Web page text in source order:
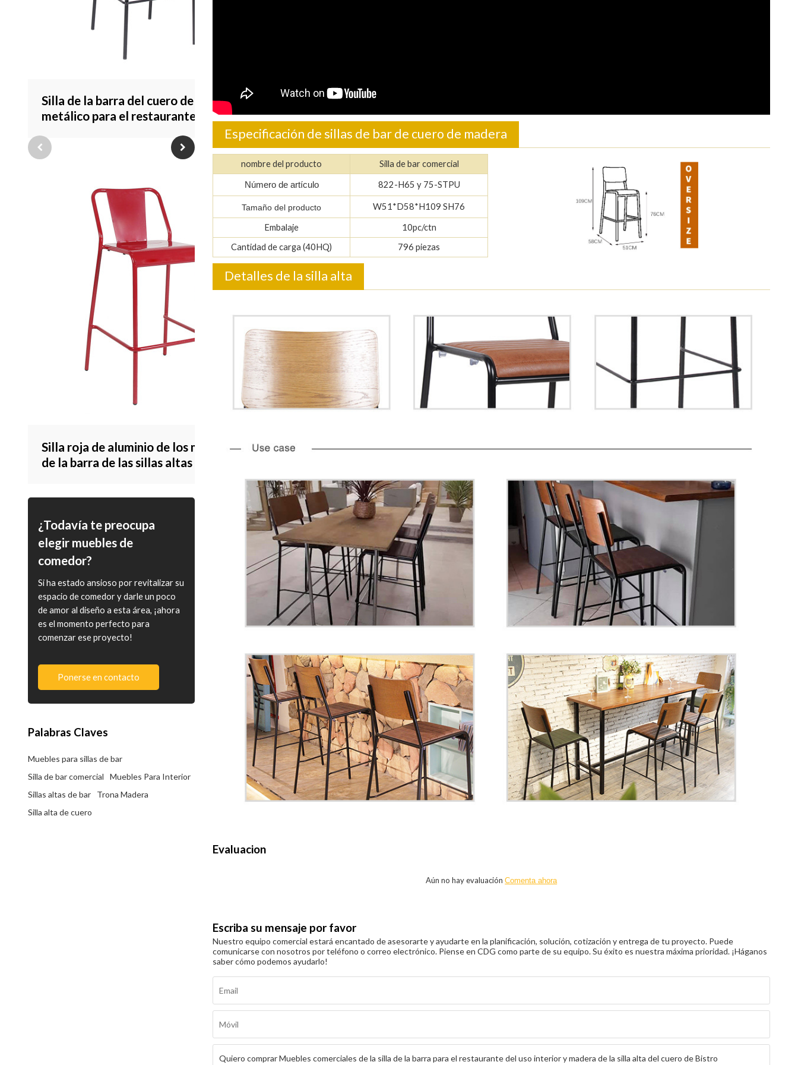
Silla de la barra del cuero del marco
metálico para el restaurante interior
de la silla alta de los bistró que cena
los muebles
Silla roja de aluminio de los muebles
de la barra de las sillas altas interiores
¿Todavía te preocupa
elegir muebles de
comedor?
Si ha estado ansioso por revitalizar su
espacio de comedor y darle un poco
de amor al diseño a esta área, ¡ahora
es el momento perfecto para
comenzar ese proyecto!
Ponerse en contacto
Palabras Claves
Muebles para sillas de bar
Silla de bar comercial
Muebles Para Interior
Sillas altas de bar
Trona Madera
Silla alta de cuero
Especificación de sillas de bar de cuero de madera
nombre del producto Silla de bar comercial
Número de artículo 822-H65 y 75-STPU
Tamaño del producto W51*D58*H109 SH76
Embalaje
10pc/ctn
Cantidad de carga (40HQ)
796 piezas
Detalles de la silla alta
Evaluacion
Aún no hay evaluaciónComenta ahora
Escriba su mensaje por favor
Nuestro equipo comercial estará encantado de asesorarte y ayudarte en la planificación, solución, cotización y entrega de tu proyecto. Puede
comunicarse con nosotros por teléfono o correo electrónico. Piense en CDG como parte de su equipo. Su éxito es nuestra máxima prioridad. ¡Háganos
saber cómo podemos ayudarlo!